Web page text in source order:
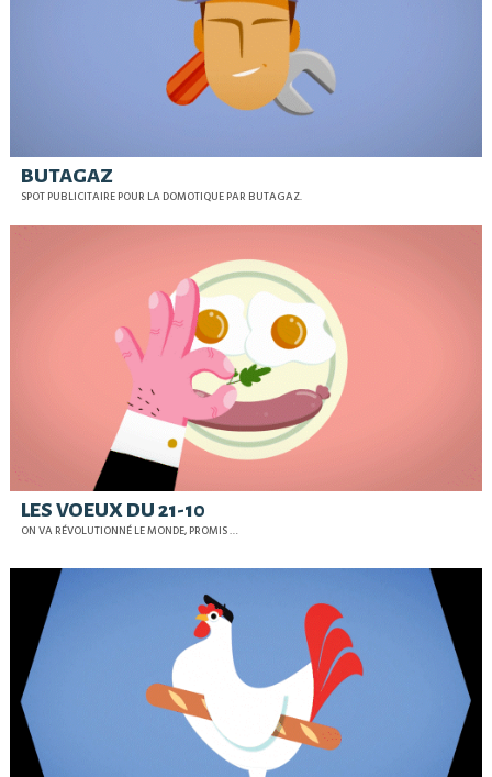
BUTAGAZ
SPOT PUBLICITAIRE POUR LA DOMOTIQUE PAR BUTAGAZ.
LES VOEUX DU 21-10
ON VA RÉVOLUTIONNÉ LE MONDE, PROMIS …